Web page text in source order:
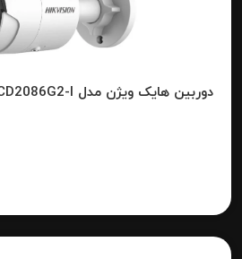
دوربین هایک ویژن مدل DS-2CD2086G2-I